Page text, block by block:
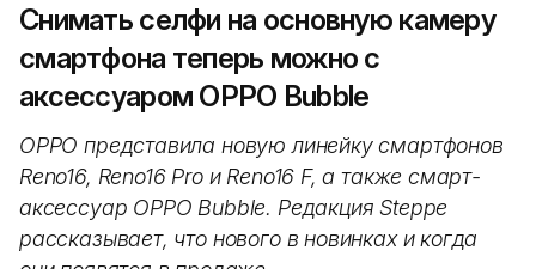
Снимать селфи на основную камеру
смартфона теперь можно с
аксессуаром OPPO Bubble
OPPO представила новую линейку смартфонов
Reno16, Reno16 Pro и Reno16 F, а также смарт-
аксессуар OPPO Bubble. Редакция Steppe
рассказывает, что нового в новинках и когда